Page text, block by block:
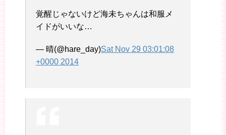
覚醒じゃないけど海未ちゃんは和服メ
イドがいいな…
— 晴(@hare_day)Sat Nov 29 03:01:08
+0000 2014